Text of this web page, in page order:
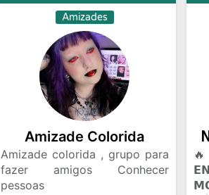
Amizades
Amizade Colorida
Amizade colorida , grupo para
fazer amigos Conhecer
pessoas